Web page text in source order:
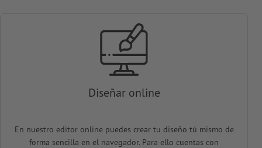
Diseñar online
En nuestro editor online puedes crear tu diseño tú mismo de
forma sencilla en el navegador. Para ello cuentas con